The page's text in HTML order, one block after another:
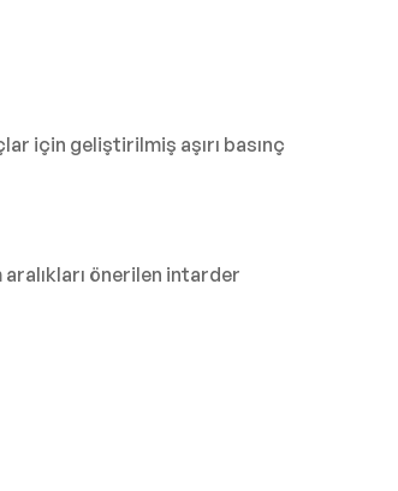
için geliştirilmiş aşırı basınç
önerilen intarder